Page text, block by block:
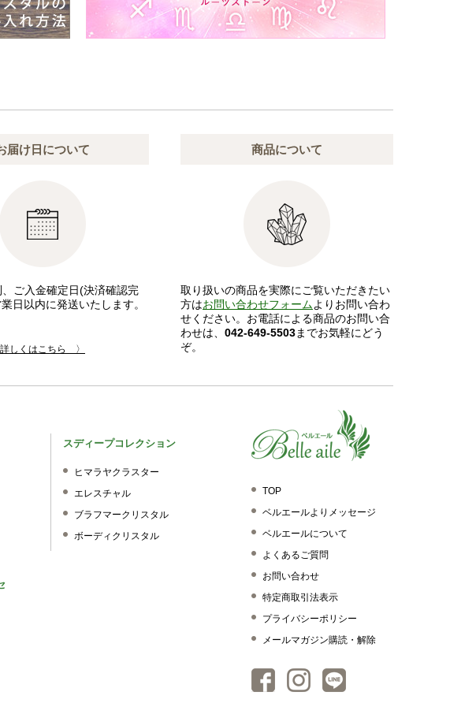
届け日について
ご入金確定日(決済確認完
日以内に発送いたします。
詳しくはこちら 〉
商品について
取り扱いの商品を実際にご覧いただきたい
方はお問い合わせフォームよりお問い合わ
せください。お電話による商品のお問い合
わせは、 042-649-5503までお気軽にどう
ぞ。
TOP
ベルエールよりメッセージ
ベルエールについて
よくあるご質問
お問い合わせ
特定商取引法表示
プライバシーポリシー
メールマガジン購読・解除
スディープコレクション
ヒマラヤクラスター
エレスチャル
ブラフマークリスタル
ボーディクリスタル